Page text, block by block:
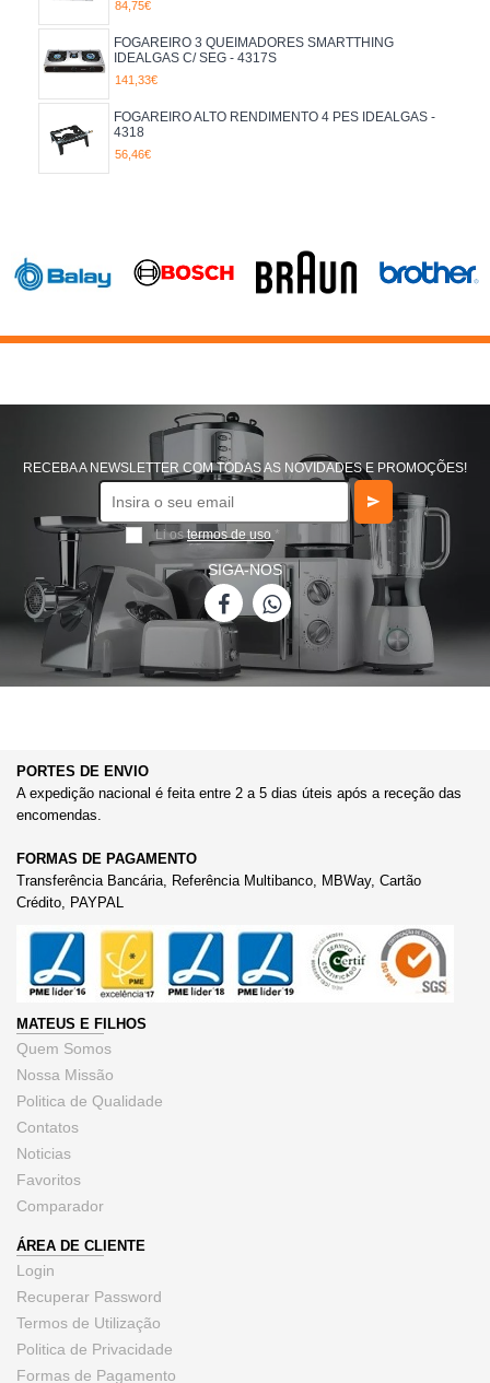
84,75€
FOGAREIRO 3 QUEIMADORES SMARTTHING
IDEALGAS C/ SEG - 4317S
141,33€
FOGAREIRO ALTO RENDIMENTO 4 PES IDEALGAS -
4318
56,46€
RECEBA A NEWSLETTER COM TODAS AS NOVIDADES E PROMOÇÕES!
Li ostermos de uso *
SIGA-NOS
PORTES DE ENVIO
A expedição nacional é feita entre 2 a 5 dias úteis após a receção das
encomendas.
FORMAS DE PAGAMENTO
Transferência Bancária, Referência Multibanco, MBWay, Cartão
Crédito, PAYPAL
MATEUS E FILHOS
Quem Somos
Nossa Missão
Politica de Qualidade
Contatos
Noticias
Favoritos
Comparador
ÁREA DE CLIENTE
Login
Recuperar Password
Termos de Utilização
Politica de Privacidade
Formas de Pagamento